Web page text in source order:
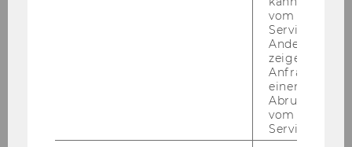
Be­stel­lung von einer Pro­gramm­di­rek­to­rin
und stell­ver­tre­ten­den Pro­gramm­di­rek­to­ren
gemäß III. Haupt­stück § 24 Abs 1 der Sat­
zung der Wirt­schafts­uni­ver­si­tät Wien.
Die Vi­ze­rek­to­rin für Lehre und Stu­die­ren­de hat
mit Zu­stim­mung des Se­nats fol­gen­de Be­stel­
vom AMP-
Service
Andere
zeigen Opt-
Anfrage im
einen Fehler
Abrufen
vom AMP
Service an.